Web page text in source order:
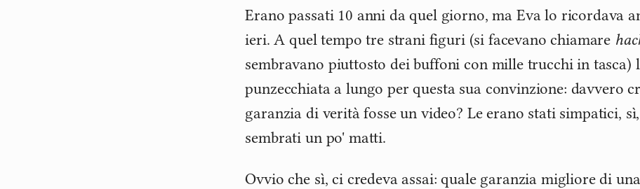
Erano passati 10 anni da quel giorno, ma Eva lo ricordava
ieri. A quel tempo tre strani figuri (si facevano chiamare
sembravano piuttosto dei buffoni con mille trucchi in tasca)
punzecchiata a lungo per questa sua convinzione: davvero
garanzia di verità fosse un video? Le erano stati simpatici,
sembrati un po' matti.
Ovvio che sì, ci credeva assai: quale garanzia migliore di